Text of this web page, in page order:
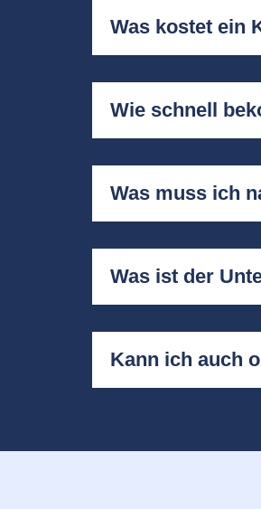
Was kostet ein
Wie schnell
Was muss ich
Was ist der
Kann ich auch